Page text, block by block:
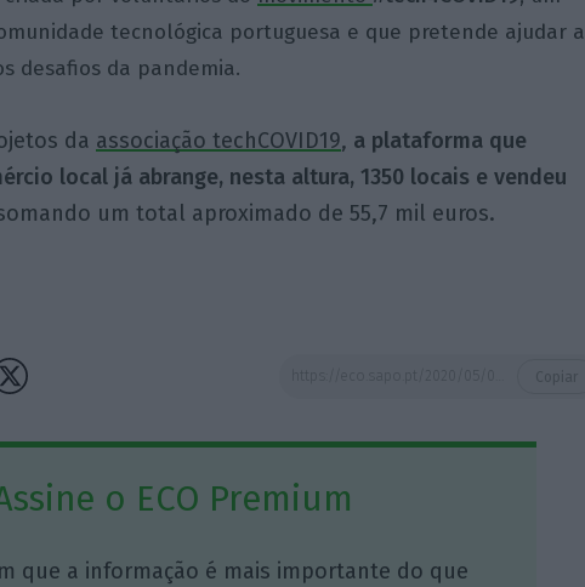
tecnológica portuguesa e que pretende ajudar a
desafios da pandemia.
da associação techCOVID19, a plataforma que
local já abrange, nesta altura, 1350 locais e vendeu
um total aproximado de 55,7 mil euros.
o ECO Premium
que a informação é mais importante do que